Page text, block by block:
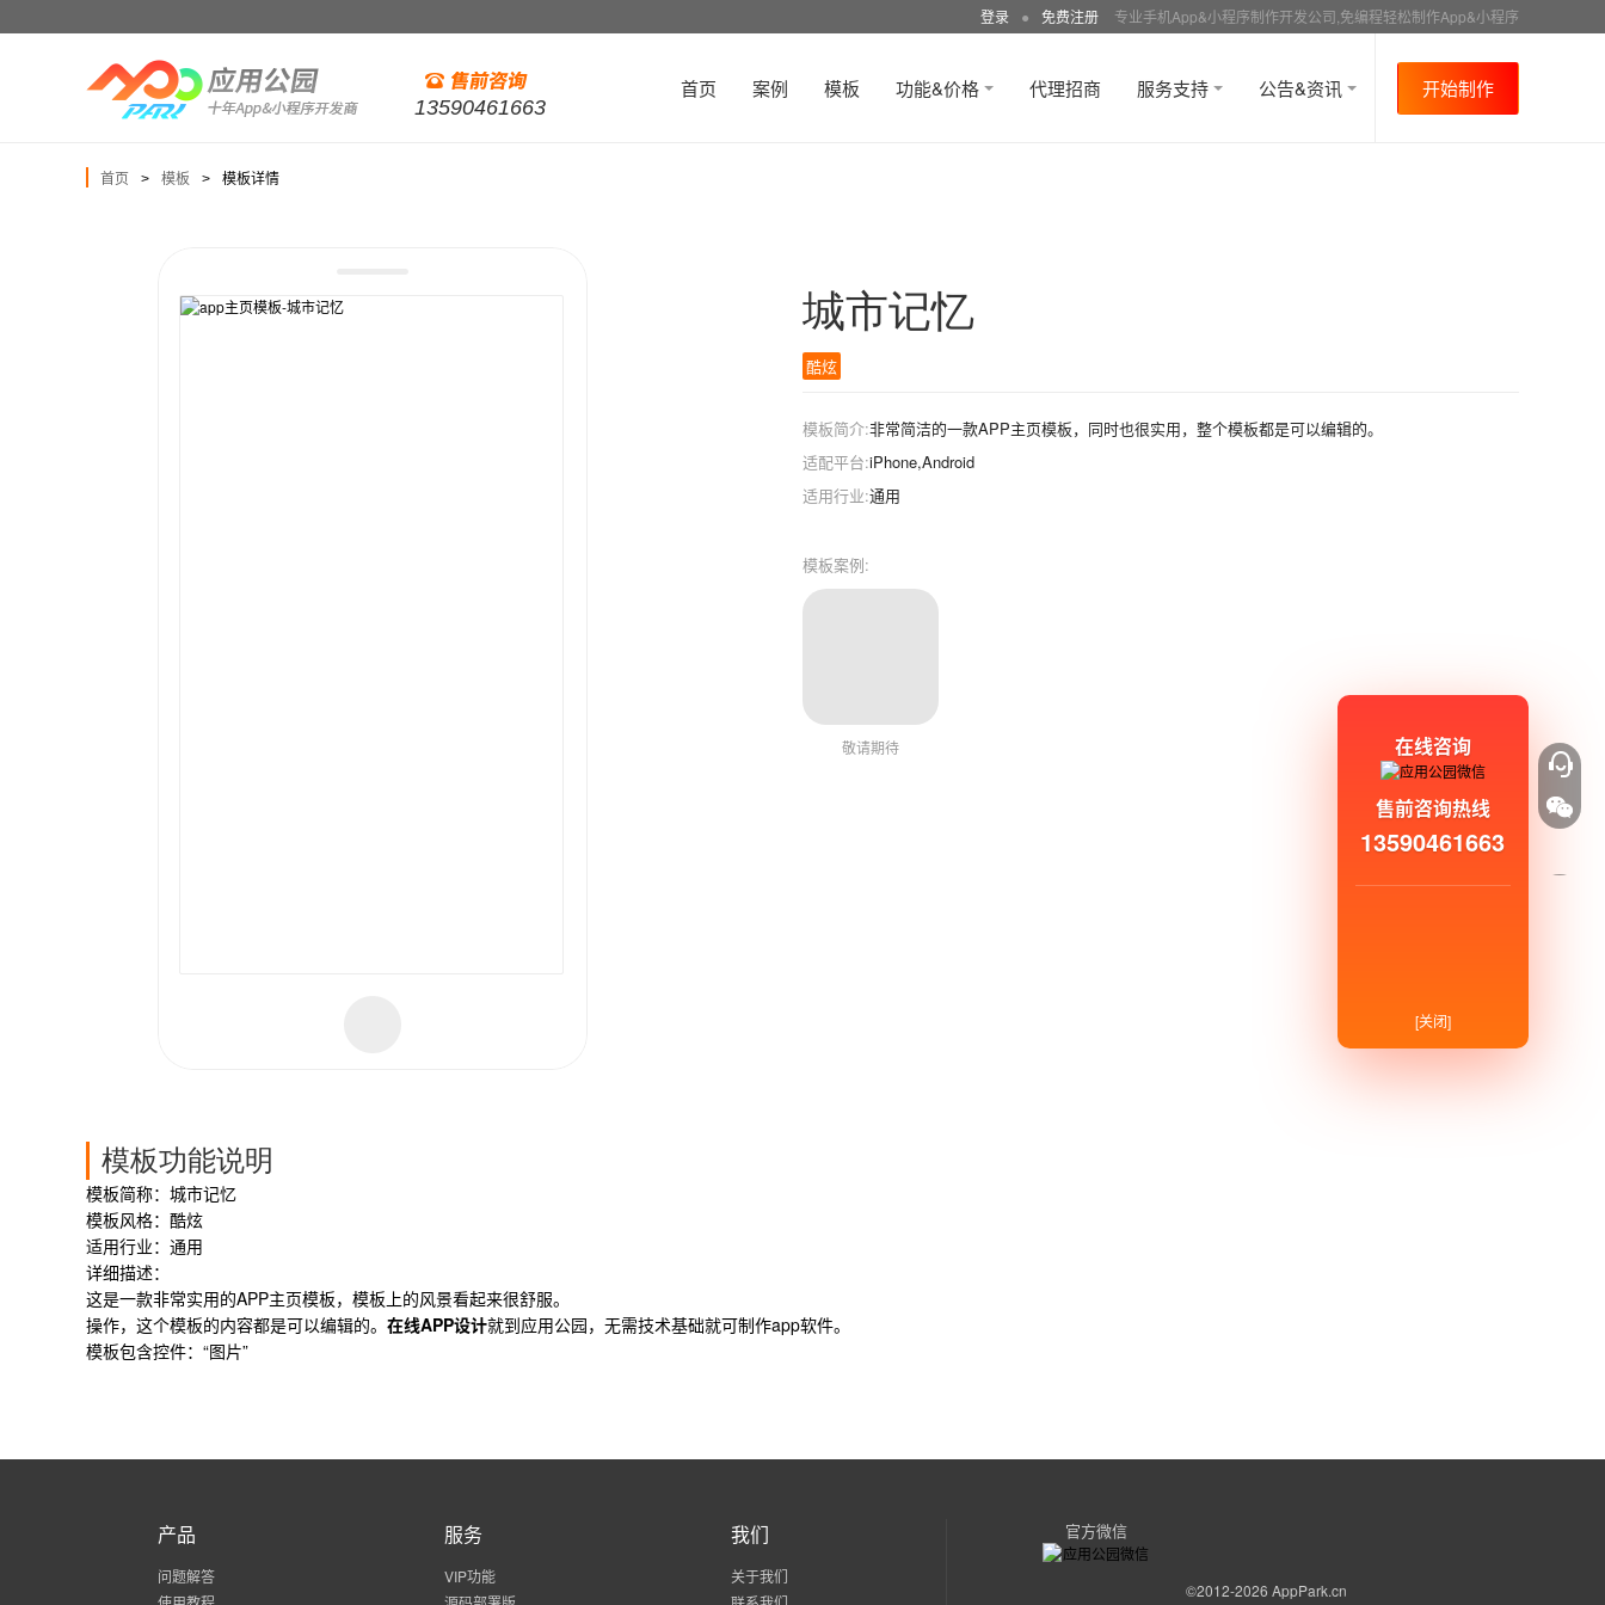
登录 ● 免费注册 专业手机App&小程序制作开发公司,免编程轻松制作App&小程序
13590461663
首页 案例 模板 功能&价格 代理招商 服务支持 公告&资讯 开始制作
首页 > 模板 > 模板详情
城市记忆
酷炫
模板简介:非常简洁的一款APP主页模板，同时也很实用，整个模板都是可以编辑的。
适配平台:iPhone,Android
适用行业:通用
模板案例:
敬请期待
模板功能说明
模板简称：城市记忆
模板风格：酷炫
适用行业：通用
详细描述：
这是一款非常实用的APP主页模板，模板上的风景看起来很舒服。
操作，这个模板的内容都是可以编辑的。 在线APP设计就到应用公园，无需技术基础就可制作app软件。
模板包含控件：“图片”
产品
问题解答
服务
VIP功能
我们
关于我们
官方微信
©2012-2026 AppPark.cn
在线咨询
售前咨询热线
13590461663
[关闭]